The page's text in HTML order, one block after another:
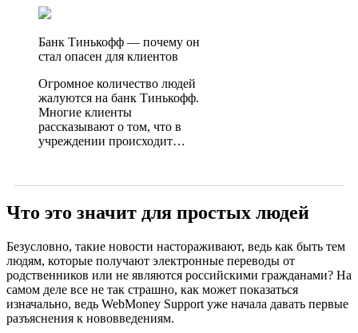
Банк Тинькофф — почему он
стал опасен для клиентов
Огромное количество людей
жалуются на банк Тинькофф.
Многие клиенты
рассказывают о том, что в
учреждении происходит…
Что это значит для простых людей
Безусловно, такие новости настораживают, ведь как быть тем
людям, которые получают электронные переводы от
родственников или не являются российскими гражданами? На
самом деле все не так страшно, как может показаться
изначально, ведь WebMoney Support уже начала давать первые
разъяснения к нововведениям.